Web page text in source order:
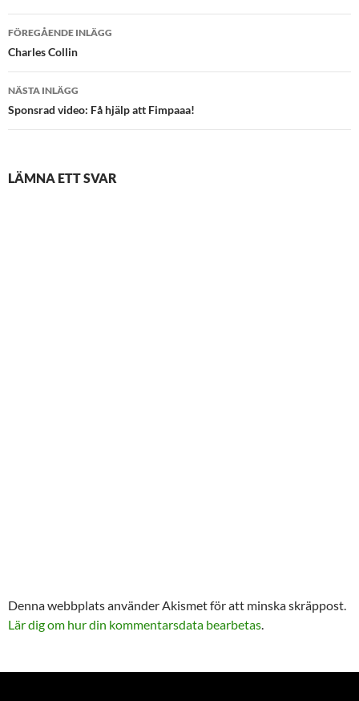
Inläggsnavigering
FÖREGÅENDE INLÄGG
Charles Collin
NÄSTA INLÄGG
Sponsrad video: Få hjälp att Fimpaaa!
LÄMNA ETT SVAR
Denna webbplats använder Akismet för att minska skräppost.
Lär dig om hur din kommentarsdata bearbetas.